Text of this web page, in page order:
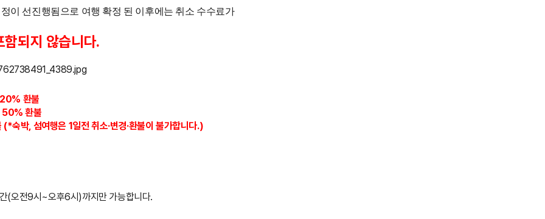
이 선진행됨으로 여행 확정 된 이후에는 취소 수수료가
되지 않습니다.
20% 환불
50% 환불
숙박, 섬여행은 1일전 취소·변경·환불이 불가합니다.)
(오전9시~오후6시)까지만 가능합니다.